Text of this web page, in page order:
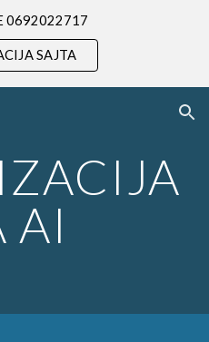
0692022717
SAJTA
AI